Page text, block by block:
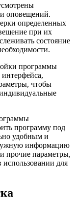
оповещений.
определенных
при их
состояние
программы
чтобы
программу под
удобным и
информацию
прочие параметры,
использовании для